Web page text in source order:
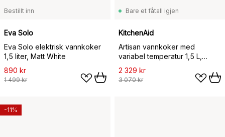
Bestillt inn
Eva Solo
Eva Solo elektrisk vannkoker
1,5 liter, Matt White
890 kr
1 499 kr
Bare et fåtall igjen
KitchenAid
Artisan vannkoker med
variabel temperatur 1,5 L,
Almond cream
2 329 kr
3 070 kr
-11%